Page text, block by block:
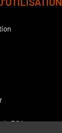
BOA